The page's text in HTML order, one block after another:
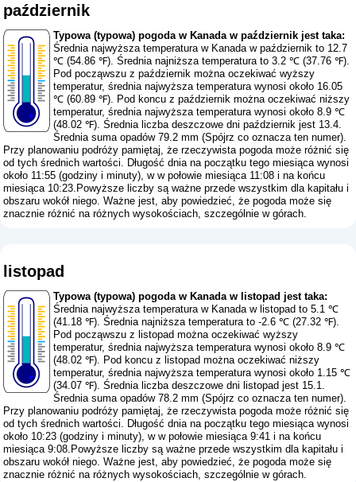
październik
Typowa (typowa) pogoda w Kanada w październik jest taka:
Średnia najwyższa temperatura w Kanada w październik to 12.7
℃ (54.86 ℉). Średnia najniższa temperatura to 3.2 ℃ (37.76 ℉).
Pod począwszu z październik można oczekiwać wyższy
temperatur, średnia najwyższa temperatura wynosi około 16.05
℃ (60.89 ℉). Pod koncu z październik można oczekiwać niższy
temperatur, średnia najwyższa temperatura wynosi około 8.9 ℃
(48.02 ℉). Średnia liczba deszczowe dni październik jest 13.4.
Średnia suma opadów 79.2 mm (Spójrz co oznacza ten numer).
Przy planowaniu podróży pamiętaj, że rzeczywista pogoda może różnić się
od tych średnich wartości. Długość dnia na początku tego miesiąca wynosi
około 11:55 (godziny i minuty), w w połowie miesiąca 11:08 i na końcu
miesiąca 10:23.Powyższe liczby są ważne przede wszystkim dla kapitału i
obszaru wokół niego. Ważne jest, aby powiedzieć, że pogoda może się
znacznie różnić na różnych wysokościach, szczególnie w górach.
listopad
Typowa (typowa) pogoda w Kanada w listopad jest taka:
Średnia najwyższa temperatura w Kanada w listopad to 5.1 ℃
(41.18 ℉). Średnia najniższa temperatura to -2.6 ℃ (27.32 ℉).
Pod począwszu z listopad można oczekiwać wyższy
temperatur, średnia najwyższa temperatura wynosi około 8.9 ℃
(48.02 ℉). Pod koncu z listopad można oczekiwać niższy
temperatur, średnia najwyższa temperatura wynosi około 1.15 ℃
(34.07 ℉). Średnia liczba deszczowe dni listopad jest 15.1.
Średnia suma opadów 78.2 mm (Spójrz co oznacza ten numer).
Przy planowaniu podróży pamiętaj, że rzeczywista pogoda może różnić się
od tych średnich wartości. Długość dnia na początku tego miesiąca wynosi
około 10:23 (godziny i minuty), w w połowie miesiąca 9:41 i na końcu
miesiąca 9:08.Powyższe liczby są ważne przede wszystkim dla kapitału i
obszaru wokół niego. Ważne jest, aby powiedzieć, że pogoda może się
znacznie różnić na różnych wysokościach, szczególnie w górach.